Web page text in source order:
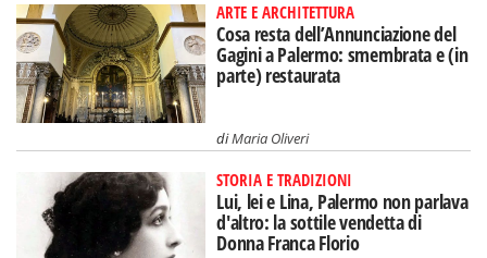
ARTE E ARCHITETTURA
Cosa resta dell’Annunciazione del
Gagini a Palermo: smembrata e (in
parte) restaurata
diMaria Oliveri
STORIA E TRADIZIONI
Lui, lei e Lina, Palermo non parlava
d'altro: la sottile vendetta di
Donna Franca Florio